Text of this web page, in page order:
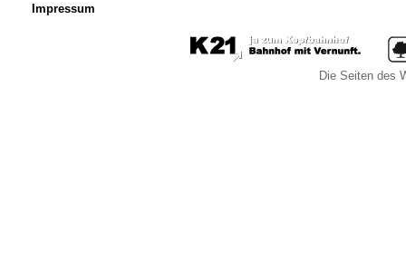
Impressum
Die Seiten des